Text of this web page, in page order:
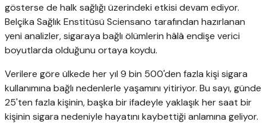
gösterse de halk sağlığı üzerindeki etkisi devam ediyor.
Belçika Sağlık Enstitüsü Sciensano tarafından hazırlanan
yeni analizler, sigaraya bağlı ölümlerin hâlâ endişe verici
boyutlarda olduğunu ortaya koydu.
Verilere göre ülkede her yıl 9 bin 500'den fazla kişi sigara
kullanımına bağlı nedenlerle yaşamını yitiriyor. Bu sayı, günde
25'ten fazla kişinin, başka bir ifadeyle yaklaşık her saat bir
kişinin sigara nedeniyle hayatını kaybettiği anlamına geliyor.